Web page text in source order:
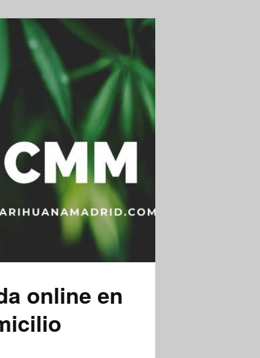
online en